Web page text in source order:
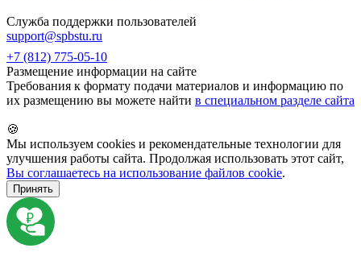
Служба поддержки пользователей
support@spbstu.ru
+7 (812) 775-05-10
Размещение информации на сайте
Требования к формату подачи материалов и информацию по
их размещению вы можете найти в специальном разделе сайта
🍪
Мы используем cookies и рекомендательные технологии для
улучшения работы сайта. Продолжая использовать этот сайт,
Вы соглашаетесь на использование файлов cookie.
Принять